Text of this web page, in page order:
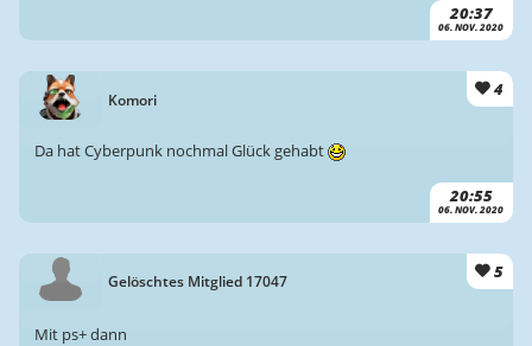
20:37
06. NOV. 2020
Komori
4
20:55
06. NOV. 2020
Da hat Cyberpunk nochmal Glück gehabt
Gelöschtes Mitglied 17047 5
Mit ps+ dann